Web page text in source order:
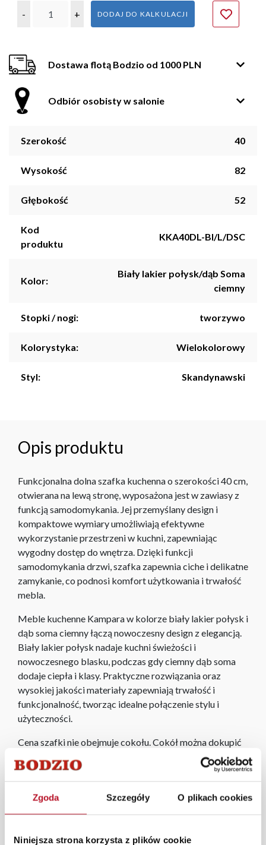
Zgoda Szczegóły O plikach cookies
Niniejsza strona korzysta z plików cookie
- + DODAJ DO KALKULACJI
Dostawa flotą Bodzio od 1000 PLN
Odbiór osobisty w salonie
Szerokość 40
Wysokość 82
Głębokość 52
Kod
produktu
KKA40DL-BI/L/DSC
Kolor:
Biały lakier połysk/dąb Soma
ciemny
Stopki / nogi: tworzywo
Kolorystyka: Wielokolorowy
Styl: Skandynawski
Opis produktu
Funkcjonalna dolna szafka kuchenna o szerokości 40 cm,
otwierana na lewą stronę, wyposażona jest w zawiasy z
funkcją samodomykania. Jej przemyślany design i
kompaktowe wymiary umożliwiają efektywne
wykorzystanie przestrzeni w kuchni, zapewniając
wygodny dostęp do wnętrza. Dzięki funkcji
samodomykania drzwi, szafka zapewnia ciche i delikatne
zamykanie, co podnosi komfort użytkowania i trwałość
mebla.
Meble kuchenne Kampara w kolorze biały lakier połysk i
dąb soma ciemny łączą nowoczesny design z elegancją.
Biały lakier połysk nadaje kuchni świeżości i
nowoczesnego blasku, podczas gdy ciemny dąb soma
dodaje ciepła i klasy. Praktyczne rozwiązania oraz
wysokiej jakości materiały zapewniają trwałość i
funkcjonalność, tworząc idealne połączenie stylu i
użyteczności.
Cena szafki nie obejmuje cokołu. Cokół można dokupić
W każdym z salonów mebli Bodzio oferujemy pomoc w
aranżacji mebli, a nasi pracownicy z wykorzystaniem